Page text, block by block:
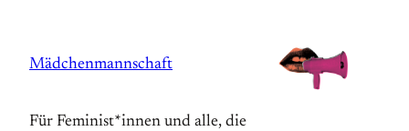
springen
Mädchenmannschaft
Für Feminist*innen und alle, die